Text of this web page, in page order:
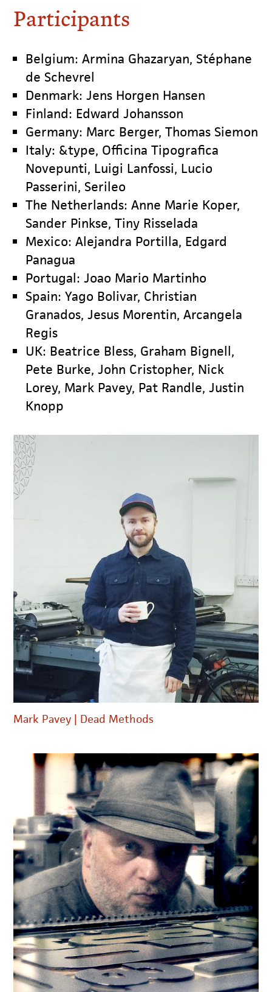
Participants
Belgium: Armina Ghazaryan, Stéphane
de Schevrel
Denmark: Jens Horgen Hansen
Finland: Edward Johansson
Germany: Marc Berger, Thomas Siemon
Italy: &type, Officina Tipografica
Novepunti, Luigi Lanfossi, Lucio
Passerini, Serileo
The Netherlands: Anne Marie Koper,
Sander Pinkse, Tiny Risselada
Mexico: Alejandra Portilla, Edgard
Panagua
Portugal: Joao Mario Martinho
Spain: Yago Bolivar, Christian
Granados, Jesus Morentin, Arcangela
Regis
UK: Beatrice Bless, Graham Bignell,
Pete Burke, John Cristopher, Nick
Lorey, Mark Pavey, Pat Randle, Justin
Knopp
Mark Pavey | Dead Methods